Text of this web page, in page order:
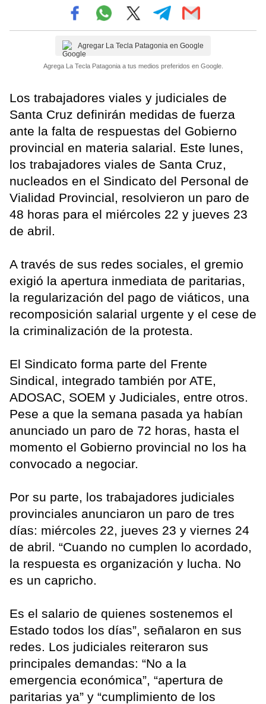
Agregar La Tecla Patagonia en Google
Agrega La Tecla Patagonia a tus medios preferidos en Google.
Los trabajadores viales y judiciales de
Santa Cruz definirán medidas de fuerza
ante la falta de respuestas del Gobierno
provincial en materia salarial. Este lunes,
los trabajadores viales de Santa Cruz,
nucleados en el Sindicato del Personal de
Vialidad Provincial, resolvieron un paro de
48 horas para el miércoles 22 y jueves 23
de abril.
A través de sus redes sociales, el gremio
exigió la apertura inmediata de paritarias,
la regularización del pago de viáticos, una
recomposición salarial urgente y el cese de
la criminalización de la protesta.
El Sindicato forma parte del Frente
Sindical, integrado también por ATE,
ADOSAC, SOEM y Judiciales, entre otros.
Pese a que la semana pasada ya habían
anunciado un paro de 72 horas, hasta el
momento el Gobierno provincial no los ha
convocado a negociar.
Por su parte, los trabajadores judiciales
provinciales anunciaron un paro de tres
días: miércoles 22, jueves 23 y viernes 24
de abril. “Cuando no cumplen lo acordado,
la respuesta es organización y lucha. No
es un capricho.
Es el salario de quienes sostenemos el
Estado todos los días”, señalaron en sus
redes. Los judiciales reiteraron sus
principales demandas: “No a la
emergencia económica”, “apertura de
paritarias ya” y “cumplimiento de los